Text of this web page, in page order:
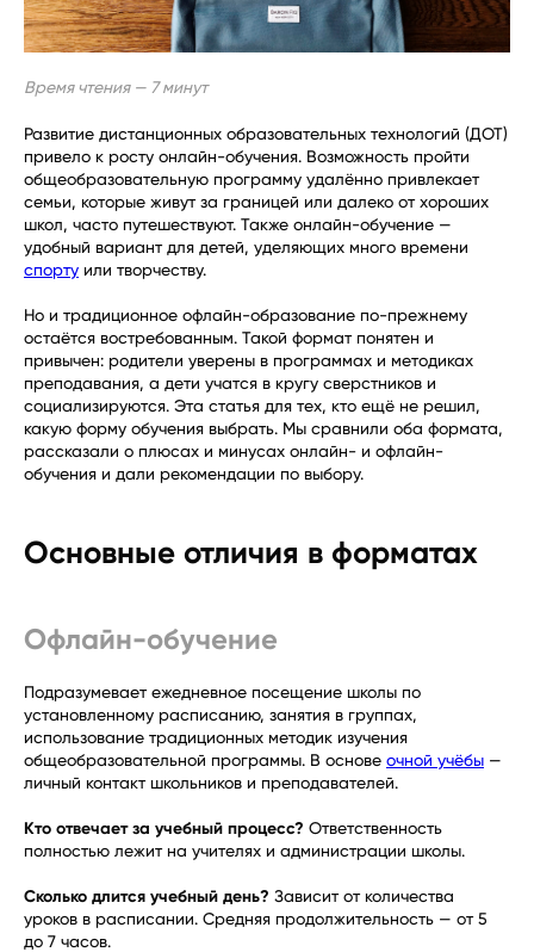
Время чтения — 7 минут
Развитие дистанционных образовательных технологий (ДОТ)
привело к росту онлайн-обучения. Возможность пройти
общеобразовательную программу удалённо привлекает
семьи, которые живут за границей или далеко от хороших
школ, часто путешествуют. Также онлайн-обучение —
удобный вариант для детей, уделяющих много времени
спорту или творчеству.
Но и традиционное офлайн-образование по-прежнему
остаётся востребованным. Такой формат понятен и
привычен: родители уверены в программах и методиках
преподавания, а дети учатся в кругу сверстников и
социализируются. Эта статья для тех, кто ещё не решил,
какую форму обучения выбрать. Мы сравнили оба формата,
рассказали о плюсах и минусах онлайн- и офлайн-
обучения и дали рекомендации по выбору.
Основные отличия в форматах
Офлайн-обучение
Подразумевает ежедневное посещение школы по
установленному расписанию, занятия в группах,
использование традиционных методик изучения
общеобразовательной программы. В основе очной учёбы —
личный контакт школьников и преподавателей.
Кто отвечает за учебный процесс? Ответственность
полностью лежит на учителях и администрации школы.
Сколько длится учебный день? Зависит от количества
уроков в расписании. Средняя продолжительность — от 5
до 7 часов.